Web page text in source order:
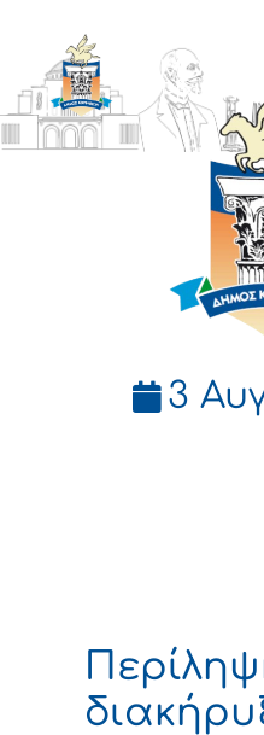
ΔΗΜΟΣ
3